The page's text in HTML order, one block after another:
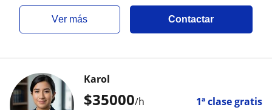
ver más Contactar
$35000/h 1ª clase gratis
Karol